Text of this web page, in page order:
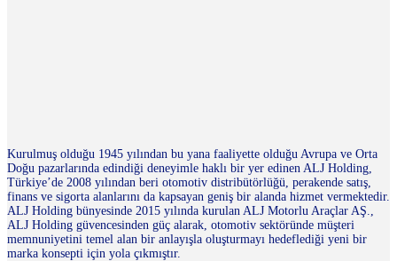
Kurulmuş olduğu 1945 yılından bu yana faaliyette olduğu Avrupa ve Orta
Doğu pazarlarında edindiği deneyimle haklı bir yer edinen ALJ Holding,
Türkiye’de 2008 yılından beri otomotiv distribütörlüğü, perakende satış,
finans ve sigorta alanlarını da kapsayan geniş bir alanda hizmet vermektedir.
ALJ Holding bünyesinde 2015 yılında kurulan ALJ Motorlu Araçlar AŞ.,
ALJ Holding güvencesinden güç alarak, otomotiv sektöründe müşteri
memnuniyetini temel alan bir anlayışla oluşturmayı hedeflediği yeni bir
marka konsepti için yola çıkmıştır.